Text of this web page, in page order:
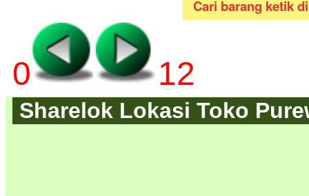
0 12
Sharelok Lokasi Toko